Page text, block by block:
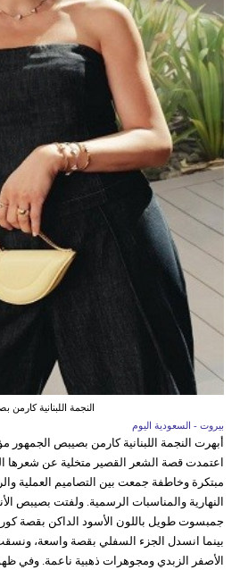
النجمة اللبنانية كارمن
بيروت - السعودية اليوم
أبهرت النجمة اللبنانية كارمن بصيبص
اعتمدت قصة الشعر القصير متخلية عن شعرها
مبتكرة وخاطفة جمعت بين التصاميم العملية
النهارية والمناسبات الرسمية. ولفتت بصيبص
جمبسوت طويل باللون الأسود الداكن بقصة
بينما انسدل الجزء السفلي بقصة واسعة،
الأصفر الزبدي ومجوهرات ذهبية ناعمة. وفي